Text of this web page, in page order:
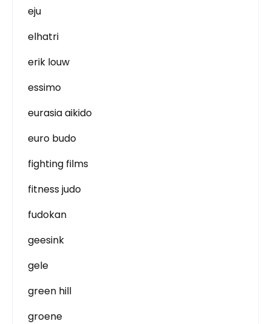
eju
elhatri
erik louw
essimo
eurasia aikido
euro budo
fighting films
fitness judo
fudokan
geesink
gele
green hill
groene